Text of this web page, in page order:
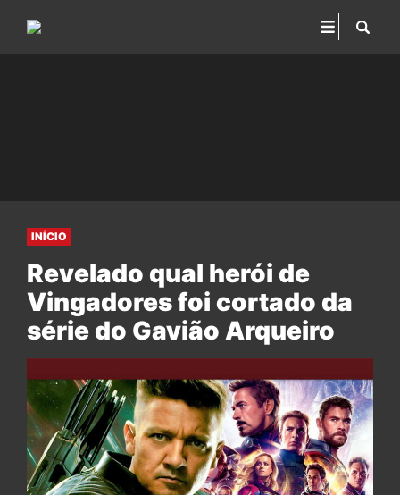
INÍCIO
Revelado qual herói de
Vingadores foi cortado da
série do Gavião Arqueiro